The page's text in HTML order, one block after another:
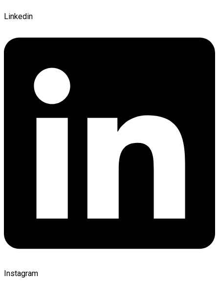
Linkedin
Instagram